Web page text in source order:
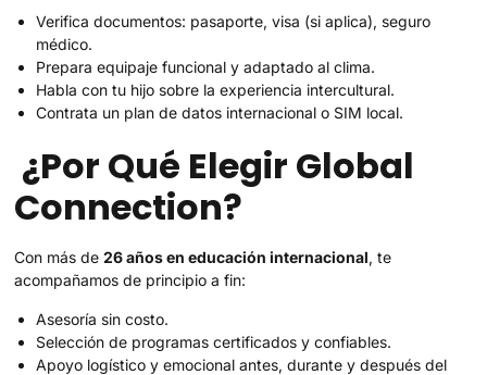
Verifica documentos: pasaporte, visa (si aplica), seguro
médico.
Prepara equipaje funcional y adaptado al clima.
Habla con tu hijo sobre la experiencia intercultural.
Contrata un plan de datos internacional o SIM local.
¿Por Qué Elegir Global
Connection?
Con más de26 años en educación internacional, te
acompañamos de principio a fin:
Asesoría sin costo.
Selección de programas certificados y confiables.
Apoyo logístico y emocional antes, durante y después del